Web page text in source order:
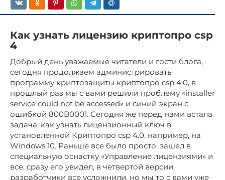
Как узнать лицензию криптопро csp
4
Добрый день уважаемые читатели и гости блога,
сегодня продолжаем администрировать
программу криптозащиты криптопро csp 4.0, в
прошлый раз мы с вами решили проблему «installer
service could not be accessed» и синий экран с
ошибкой 800B0001. Сегодня же перед нами встала
задача, как узнать лицензионный ключ в
установленной Криптопро csp 4.0, например, на
Windows 10. Раньше все было просто, зашел в
специальную оснастку «Управление лицензиями» и
все, сразу его увидел, в четвертой версии,
разработчики все усложнили, но мы то с вами уже